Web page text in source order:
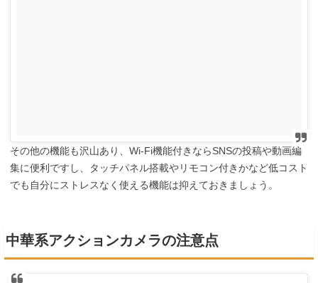
その他の機能も沢山あり、Wi-Fi機能付きならSNSの投稿や動画編
集に便利ですし、タッチパネル搭載やリモコン付きかなど低コスト
でも自分にストレスなく使える機能は抑えておきましょう。
中華系アクションカメラの注意点